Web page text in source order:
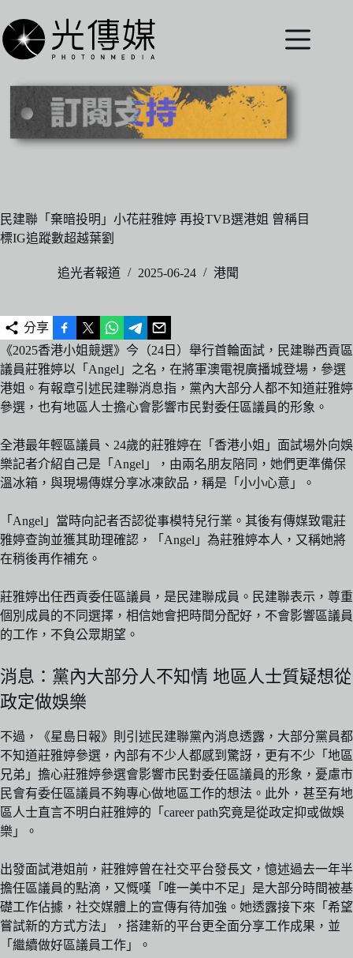
至
主
內
民建聯「棄暗投明」小花莊雅婷 再投TVB選港姐 曾稱目
標IG追蹤數超越葉劉
追光者報道 2025-06-24 港聞
分享
《2025香港小姐競選》今（24日）舉行首輪面試，民建聯西貢區
議員莊雅婷以「Angel」之名，在將軍澳電視廣播城登場，參選
港姐。有報章引述民建聯消息指，黨內大部分人都不知道莊雅婷
參選，也有地區人士擔心會影響市民對委任區議員的形象。
全港最年輕區議員、24歲的莊雅婷在「香港小姐」面試場外向娛
樂記者介紹自己是「Angel」，由兩名朋友陪同，她們更準備保
溫冰箱，與現場傳媒分享冰凍飲品，稱是「小小心意」。
「Angel」當時向記者否認從事模特兒行業。其後有傳媒致電莊
雅婷查詢並獲其助理確認，「Angel」為莊雅婷本人，又稱她將
在稍後再作補充。
莊雅婷出任西貢委任區議員，是民建聯成員。民建聯表示，尊重
個別成員的不同選擇，相信她會把時間分配好，不會影響區議員
的工作，不負公眾期望。
消息：黨內大部分人不知情 地區人士質疑想從
政定做娛樂
不過，《星島日報》則引述民建聯黨內消息透露，大部分黨員都
不知道莊雅婷參選，內部有不少人都感到驚訝，更有不少「地區
兄弟」擔心莊雅婷參選會影響市民對委任區議員的形象，憂慮市
民會有委任區議員不夠專心做地區工作的想法。此外，甚至有地
區人士直言不明白莊雅婷的「career path究竟是從政定抑或做娛
樂」。
出發面試港姐前，莊雅婷曾在社交平台發長文，憶述過去一年半
擔任區議員的點滴，又慨嘆「唯一美中不足」是大部分時間被基
礎工作佔據，社交媒體上的宣傳有待加強。她透露接下來「希望
嘗試新的方式方法」，搭建新的平台更全面分享工作成果，並
「繼續做好區議員工作」。